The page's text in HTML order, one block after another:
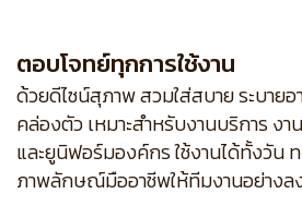
ตอบโจทย์ทุกการใช้งาน
ด้วยดีไซน์สุภาพ สวมใส่สบาย ระบาย
คล่องตัว เหมาะสำหรับงานบริการ ง
และยูนิฟอร์มองค์กร ใช้งานได้ทั้งวัน
ภาพลักษณ์มืออาชีพให้ทีมงานอย่างล